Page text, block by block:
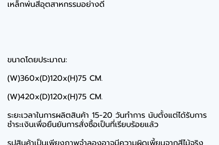
เหล็กพ่นสีอุตสาหกรรมอย่างดี
ขนาดโดยประมาณ:
(W)360x(D)120x(H)75 CM.
(W)420x(D)120x(H)75 CM.
ระยะเวลาในการผลิตสินค้า 15-20 วันทำการ นับตั้งแต่ได้รับการ
ชำระเงินเพื่อยืนยันการสั่งซื้อเป็นที่เรียบร้อยแล้ว